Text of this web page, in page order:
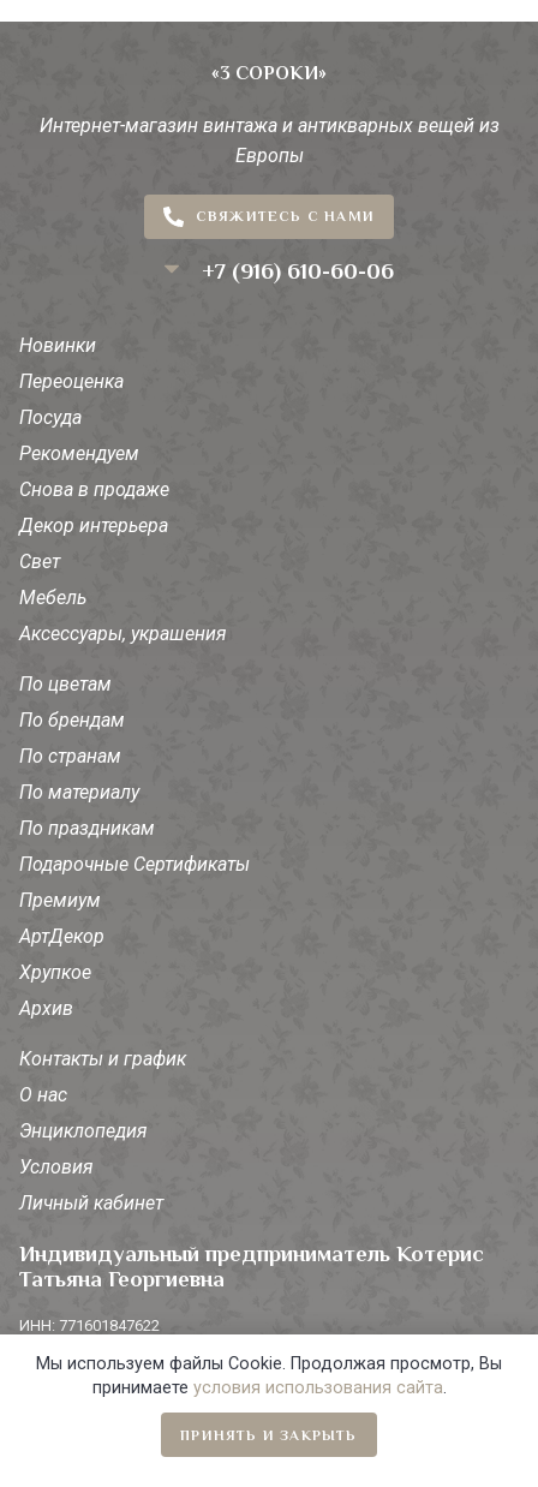
«3 СОРОКИ»
Интернет-магазин винтажа и антикварных вещей из
Европы
СВЯЖИТЕСЬ С НАМИ
+7 (916) 610-60-06
Новинки
Переоценка
Посуда
Рекомендуем
Снова в продаже
Декор интерьера
Свет
Мебель
Аксессуары, украшения
По цветам
По брендам
По странам
По материалу
По праздникам
Подарочные Сертификаты
Премиум
АртДекор
Хрупкое
Архив
Контакты и график
О нас
Энциклопедия
Условия
Личный кабинет
Индивидуальный предприниматель Котерис
Татьяна Георгиевна
ИНН: 771601847622
Юридический адрес: 107045, г. Москва, Ананьевский пер., д. 4/2,
стр. 1, кв. 62
Вся информация на сайте носит справочный характер и не
Мы используем файлы Cookie. Продолжая просмотр, Вы
принимаете условия использования сайта.
ПРИНЯТЬ И ЗАКРЫТЬ